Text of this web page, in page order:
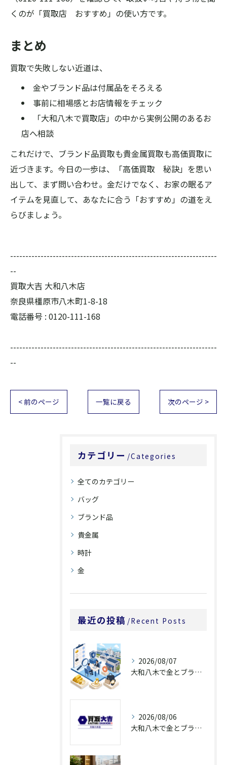
くのが「買取店 おすすめ」の使い方です。
まとめ
買取で失敗しない近道は、
金やブランド品は付属品をそろえる
事前に相場感とお店情報をチェック
「大和八木で買取店」の中から実例公開のあるお
店へ相談
これだけで、ブランド品買取も貴金属買取も高価買取に
近づきます。今日の一歩は、「高価買取 秘訣」を思い
出して、まず問い合わせ。金だけでなく、お家の眠るア
イテムを見直して、あなたに合う「おすすめ」の道をえ
らびましょう。
--------------------------------------------------------------------
--
買取大吉 大和八木店
奈良県橿原市八木町1-8-18
電話番号 : 0120-111-168
--------------------------------------------------------------------
--
< 前のページ 一覧に戻る 次のページ >
カテゴリー Categories
全てのカテゴリー
バッグ
ブランド品
貴金属
時計
金
最近の投稿 Recent Posts
2026/08/07
大和八木で金とブランド品買取を相談する前に
2026/08/06
大和八木で金とブランド品を高価買取へ近づける査定前整理